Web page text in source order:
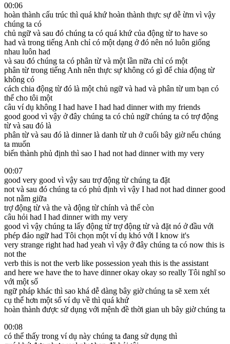
00:06
hoàn thành cấu trúc thì quá khứ hoàn thành thực sự dễ ừm vì vậy
chúng ta có
chủ ngữ và sau đó chúng ta có quá khứ của động từ to have so
had và trong tiếng Anh chỉ có một dạng ở đó nên nó luôn giống
nhau luôn had
và sau đó chúng ta có phân từ và một lần nữa chỉ có một
phân từ trong tiếng Anh nên thực sự không có gì để chia động từ
không có
cách chia động từ đó là một chủ ngữ và had và phân từ um bạn có
thể cho tôi một
câu ví dụ không I had have I had had dinner with my friends
good good vì vậy ở đây chúng ta có chủ ngữ chúng ta có trợ động
từ và sau đó là
phân từ và sau đó là dinner là danh từ uh ở cuối bây giờ nếu chúng
ta muốn
biến thành phủ định thì sao I had not had dinner with my very
00:07
good very good vì vậy sau trợ động từ chúng ta đặt
not và sau đó chúng ta có phủ định vì vậy I had not had dinner good
not nằm giữa
trợ động từ và the và động từ chính và thế còn
câu hỏi had I had dinner with my very
good vì vậy chúng ta lấy động từ trợ động từ và đặt nó ở đầu với
phép đảo ngữ had Tôi chọn một ví dụ khó với I know it's
very strange right had had yeah vì vậy ở đây chúng ta có now this is
not the
verb this is not the verb like possession yeah this is the assistant
and here we have the to have dinner okay okay so really Tôi nghĩ so
với một số
ngữ pháp khác thì sao khá dễ dàng bây giờ chúng ta sẽ xem xét
cụ thể hơn một số ví dụ về thì quá khứ
hoàn thành được sử dụng với mệnh đề thời gian uh bây giờ chúng ta
00:08
có thể thấy trong ví dụ này chúng ta đang sử dụng thì